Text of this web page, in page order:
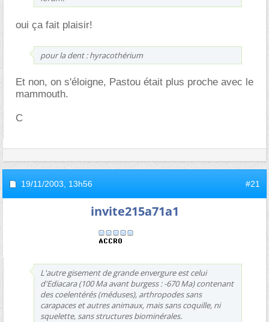
oui ça fait plaisir!
pour la dent : hyracothérium
Et non, on s'éloigne, Pastou était plus proche avec le
mammouth.
C
19/11/2003, 13h56 #21
invite215a71a1
L'autre gisement de grande envergure est celui
d'Ediacara (100 Ma avant burgess : -670 Ma) contenant
des coelentérés (méduses), arthropodes sans
carapaces et autres animaux, mais sans coquille, ni
squelette, sans structures biominérales.